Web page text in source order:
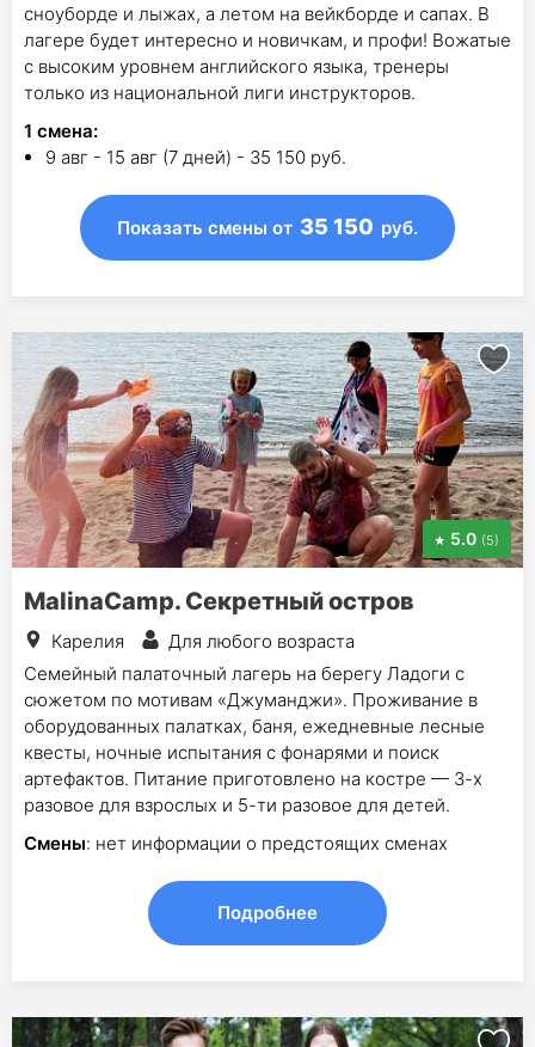
сноуборде и лыжах, а летом на вейкборде и сапах. В
лагере будет интересно и новичкам, и профи! Вожатые
с высоким уровнем английского языка, тренеры
только из национальной лиги инструкторов.
1 смена:
9 авг - 15 авг (7 дней) - 35 150 руб.
Показать смены от 35 150 руб.
5.0 (5)
MalinaCamp. Секретный остров
Карелия
Для любого возраста
Семейный палаточный лагерь на берегу Ладоги с
сюжетом по мотивам «Джуманджи». Проживание в
оборудованных палатках, баня, ежедневные лесные
квесты, ночные испытания с фонарями и поиск
артефактов. Питание приготовлено на костре — 3-х
разовое для взрослых и 5-ти разовое для детей.
Смены: нет информации о предстоящих сменах
Подробнее